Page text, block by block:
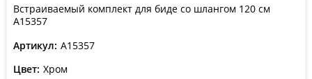
Встраиваемый комплект для биде со шлангом 120 см
A15357
Артикул: A15357
Цвет: Хром